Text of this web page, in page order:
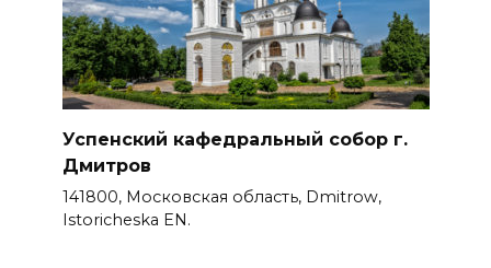
Успенский кафедральный собор г.
Дмитров
141800, Московская область, Dmitrow,
Istoricheska EN.